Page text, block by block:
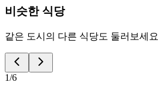
비슷한 식당
같은 도시의 다른 식당도 둘러보세요
1/6